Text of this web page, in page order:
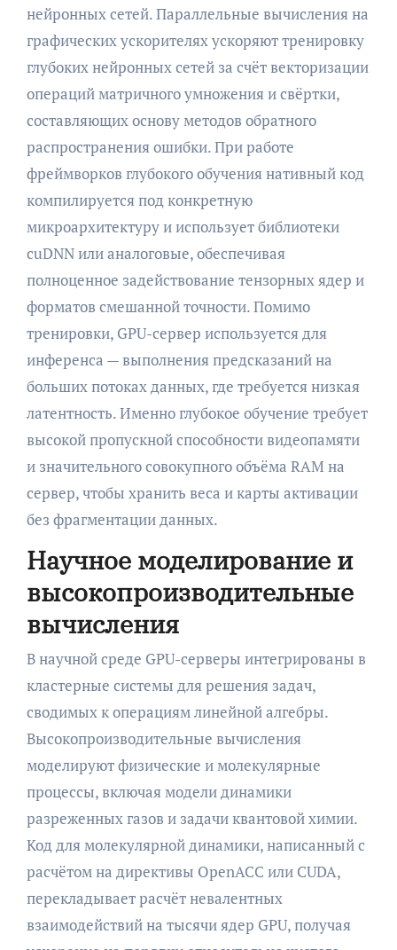
нейронных сетей. Параллельные вычисления на
графических ускорителях ускоряют тренировку
глубоких нейронных сетей за счёт векторизации
операций матричного умножения и свёртки,
составляющих основу методов обратного
распространения ошибки. При работе
фреймворков глубокого обучения нативный код
компилируется под конкретную
микроархитектуру и использует библиотеки
cuDNN или аналоговые, обеспечивая
полноценное задействование тензорных ядер и
форматов смешанной точности. Помимо
тренировки, GPU-сервер используется для
инференса — выполнения предсказаний на
больших потоках данных, где требуется низкая
латентность. Именно глубокое обучение требует
высокой пропускной способности видеопамяти
и значительного совокупного объёма RAM на
сервер, чтобы хранить веса и карты активации
без фрагментации данных.
Научное моделирование и
высокопроизводительные
вычисления
В научной среде GPU-серверы интегрированы в
кластерные системы для решения задач,
сводимых к операциям линейной алгебры.
Высокопроизводительные вычисления
моделируют физические и молекулярные
процессы, включая модели динамики
разреженных газов и задачи квантовой химии.
Код для молекулярной динамики, написанный с
расчётом на директивы OpenACC или CUDA,
перекладывает расчёт невалентных
взаимодействий на тысячи ядер GPU, получая